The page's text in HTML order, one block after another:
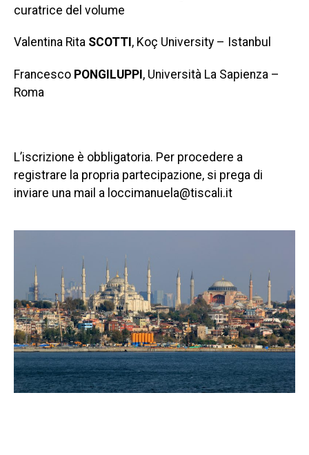
curatrice del volume
Valentina Rita SCOTTI , Koç University – Istanbul
Francesco PONGILUPPI , Università La Sapienza –
Roma
L’iscrizione è obbligatoria. Per procedere a
registrare la propria partecipazione, si prega di
inviare una mail a loccimanuela@tiscali.it